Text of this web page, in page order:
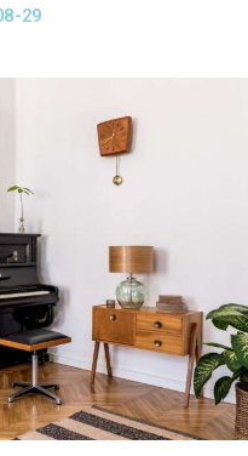
29